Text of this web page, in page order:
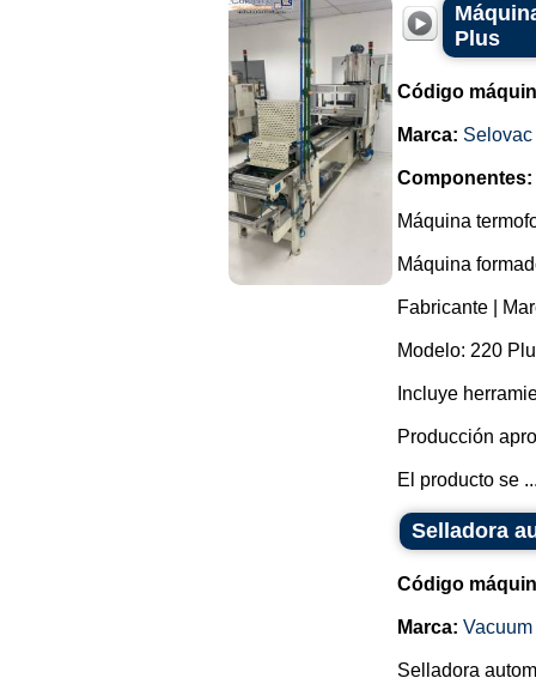
Plus
Código
Marca: Selovac
Componentes:
Máquina
Máquina
Fabricante |
Modelo: 220
Incluye
Producción
El producto se
Selladora
Código
Marca:
Selladora